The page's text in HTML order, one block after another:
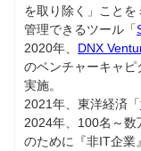
を取り除く」こと
管理できるツール「
2020年、 DNX
のベンチャーキャピ
実施。
2021年、東洋経済「
2024年、100名～数
のために『非IT企業